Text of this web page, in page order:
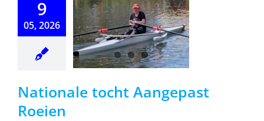
9
05, 2026
tocht
Nationale tocht Aangepast
Roeien